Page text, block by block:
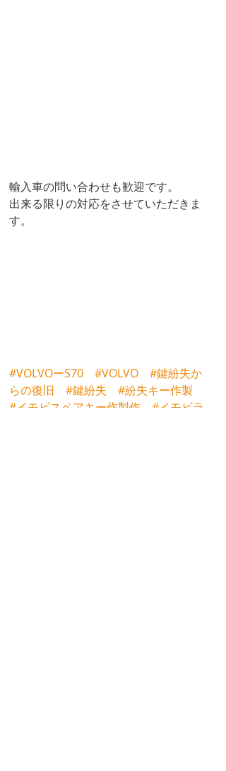
輸入車の問い合わせも歓迎です。
出来る限りの対応をさせていただきま
す。
#VOLVOーS70 #VOLVO
#鍵紛失か
らの復旧
#鍵紛失
#紛失キー作製
#イモビスペアキー作製作
#イモビラ